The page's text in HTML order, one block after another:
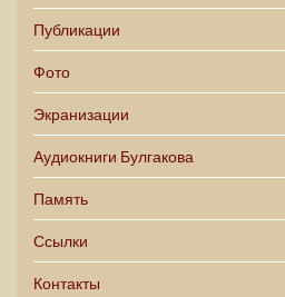
Публикации
Фото
Экранизации
Аудиокниги Булгакова
Память
Ссылки
Контакты